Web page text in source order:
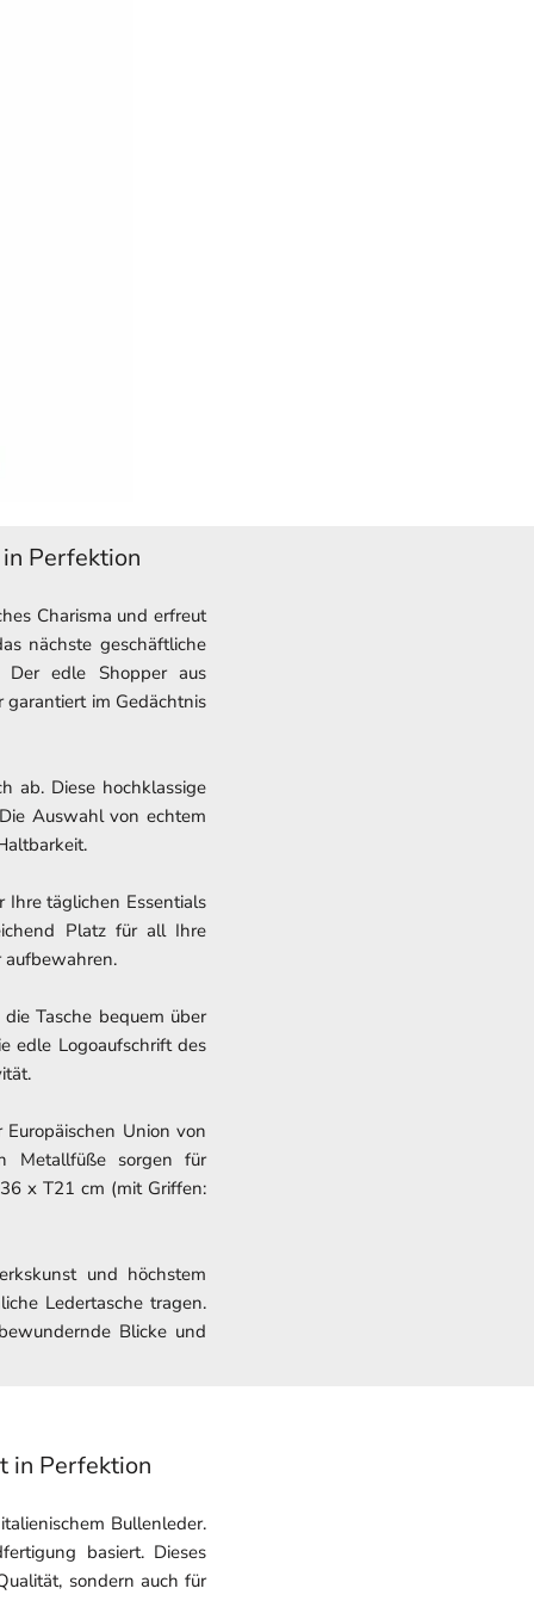
Perfektion
Charisma und erfreut
nächste geschäftliche
Der edle Shopper aus
garantiert im Gedächtnis
ab. Diese hochklassige
Auswahl von echtem
täglichen Essentials
Platz für all Ihre
aufbewahren.
Tasche bequem über
edle Logoaufschrift des
Union von
Metallfüße sorgen für
x T21 cm (mit Griffen:
und höchstem
Ledertasche tragen.
Blicke und
in Perfektion
Bullenleder.
basiert. Dieses
sondern auch für